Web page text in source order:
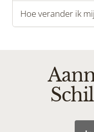
Hoe verander ik